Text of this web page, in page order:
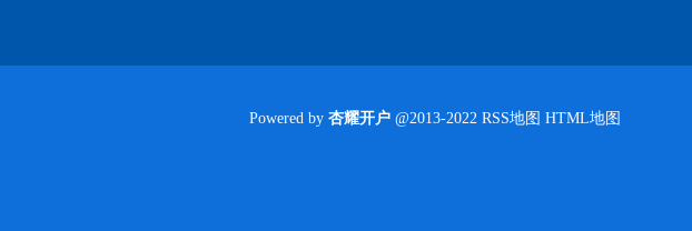
Powered by 杏耀开户 @2013-2022 RSS地图 HTML地图